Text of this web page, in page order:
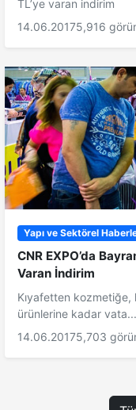
TL’ye varan indirim
14.06.20175,916
Yapı ve Sektörel
CNR EXPO’da
Varan İndirim
Kıyafetten kozmetiğe,
ürünlerine kadar vata...
14.06.20175,703